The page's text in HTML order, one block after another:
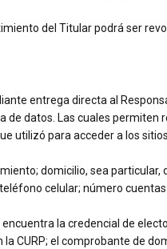
del Titular podrá ser
entrega directa al
datos. Las cuales permiten
utilizó para acceder a los
domicilio, sea particular,
celular; número cuentas
la credencial de
CURP; el comprobante de